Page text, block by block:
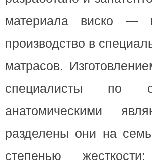
материала виско —
производство в
матрасов.
специалисты по
анатомическими
разделены они на
степенью